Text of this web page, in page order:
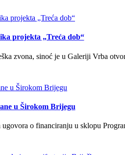
projekta „Treća dob“
zvona, sinoć je u Galeriji Vrba
u Širokom Brijegu
o financiranju u sklopu